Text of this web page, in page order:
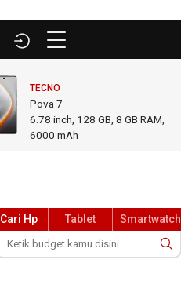
TECNO
Pova 7
6.78 inch, 128 GB, 8 GB RAM
6000 mAh
Cari Hp Tablet Smartwatch